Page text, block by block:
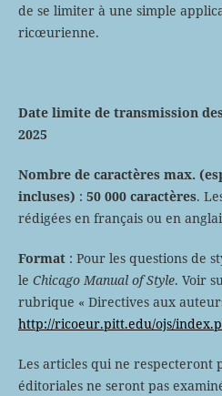
de se limiter à une simple
ricœurienne.
Date limite de transmission
2025
Nombre de caractères max.
incluses) : 50 000 caractères.
rédigées en français ou en
Format: Pour les questions de
le Chicago Manual of Style. Voir
rubrique « Directives aux
http://ricoeur.pitt.edu/ojs/
Les articles qui ne respecteront
éditoriales ne seront pas